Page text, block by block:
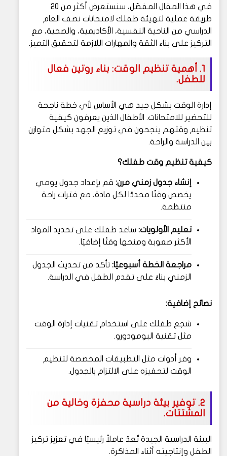
في هذا المقال المفصّل، سنستعرض أكثر من 20
طريقة عملية لتهيئة طفلك لامتحانات نصف العام
الدراسي من الناحية النفسية، الأكاديمية، والصحية، مع
التركيز على بناء الثقة والمهارات اللازمة لتحقيق التميز.
1. أهمية تنظيم الوقت: بناء روتين فعال
للطفل.
إدارة الوقت بشكل جيد هي الأساس لأي خطة ناجحة
للتحضير للامتحانات. الأطفال الذين يعرفون كيفية
تنظيم وقتهم ينجحون في توزيع الجهد بشكل متوازن
بين الدراسة والراحة.
كيفية تنظيم وقت طفلك؟
إنشاء جدول زمني مرن: قم بإعداد جدول يومي
يخصص وقتًا محددًا لكل مادة، مع فترات راحة
منتظمة.
تعليم الأولويات: ساعد طفلك على تحديد المواد
الأكثر صعوبة ومنحها وقتًا إضافيًا.
مراجعة الخطة أسبوعيًا: تأكد من تحديث الجدول
الزمني بناءً على تقدم الطفل في الدراسة.
نصائح إضافية:
شجع طفلك على استخدام تقنيات إدارة الوقت
مثل تقنية البومودورو.
وفر أدوات مثل التطبيقات المخصصة لتنظيم
الوقت لتحفيزه على الالتزام بالجدول.
2. توفير بيئة دراسية محفزة وخالية من
المشتتات.
البيئة الدراسية الجيدة تُعدّ عاملاً رئيسيًا في تعزيز تركيز
الطفل وإنتاجيته أثناء المذاكرة.